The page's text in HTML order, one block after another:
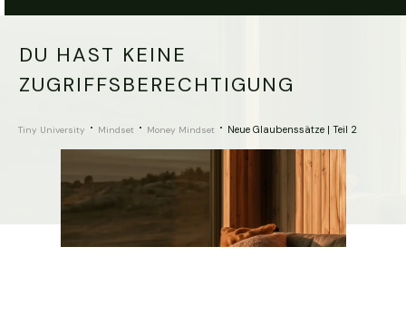
DU HAST KEINE
ZUGRIFFSBERECHTIGUNG
Tiny University Mindset Money Mindset Neue Glaubenssätze | Teil 2